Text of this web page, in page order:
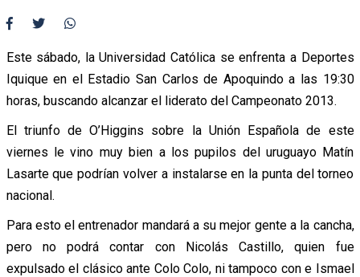
Este sábado, la Universidad Católica se enfrenta a Deportes
Iquique en el Estadio San Carlos de Apoquindo a las 19:30
horas, buscando alcanzar el liderato del Campeonato 2013.
El triunfo de O’Higgins sobre la Unión Española de este
viernes le vino muy bien a los pupilos del uruguayo Matín
Lasarte que podrían volver a instalarse en la punta del torneo
nacional.
Para esto el entrenador mandará a su mejor gente a la cancha,
pero no podrá contar con Nicolás Castillo, quien fue
expulsado el clásico ante Colo Colo, ni tampoco con e Ismael